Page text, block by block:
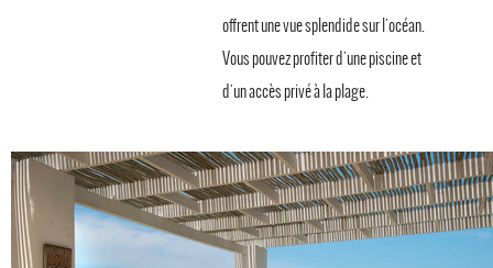
offrent une vue splendide sur l'océan.
Vous pouvez profiter d'une piscine et
d'un accès privé à la plage.